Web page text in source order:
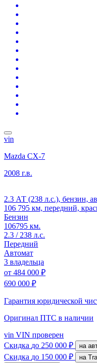
vin
Mazda CX-7
2008 г.в.
2.3 АТ (238 л.с.), бензин,
106 795 км, передний,
Бензин
106795 км.
2.3 / 238 л.с.
Передний
Автомат
3 владельца
от 484 000 ₽
690 000 ₽
Гарантия юридической
Оригинал ПТС в наличии
vin VIN проверен
Скидка до 250 000 ₽ на
Скидка до 150 000 ₽
на